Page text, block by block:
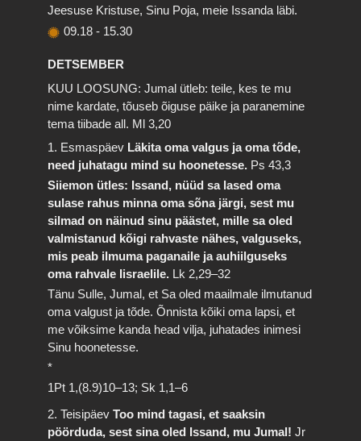
Jeesuse Kristuse, Sinu Poja, meie Issanda läbi.
09.18 - 15.30
DETSEMBER
KUU LOOSUNG: Jumal ütleb: teile, kes te mu
nime kardate, tõuseb õiguse päike ja paranemine
tema tiibade all. Ml 3,20
1. Esmaspäev Läkita oma valgus ja oma tõde,
need juhatagu mind su hoonetesse. Ps 43,3
Siiemon ütles: Issand, nüüd sa lased oma
sulase rahus minna oma sõna järgi, sest mu
silmad on näinud sinu päästet, mille sa oled
valmistanud kõigi rahvaste nähes, valguseks,
mis peab ilmuma paganaile ja auhiilguseks
oma rahvale Iisraelile. Lk 2,29–32
Tänu Sulle, Jumal, et Sa oled maailmale ilmutanud
oma valgust ja tõde. Õnnista kõiki oma lapsi, et
me võiksime kanda head vilja, juhatades inimesi
Sinu hoonetesse.
*
1Pt 1,(8.9)10–13; Sk 1,1–6
2. TeisipäevToo mind tagasi, et saaksin
pöörduda, sest sina oled Issand, mu Jumal!Jr